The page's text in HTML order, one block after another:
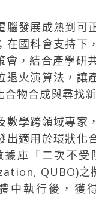
腦發展成熟到可
在國科會支持下
會，結合產學
退火演算法，讓
物合成與尋找
數學跨領域專家
出適用於環狀化
庫「二次不
QUBO)之
中執行後，獲